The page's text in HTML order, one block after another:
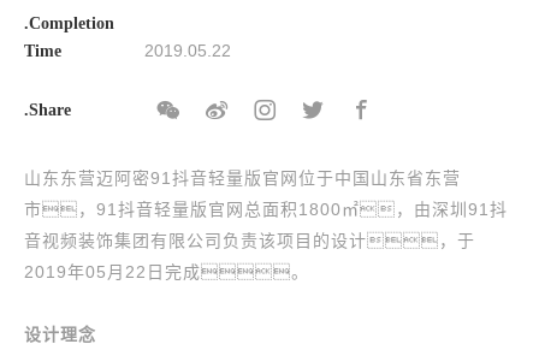
.Completion
Time
2019.05.22
.Share
山东东营迈阿密91抖音轻量版官网位于中国山东省东营
市，91抖音轻量版官网总面积1800㎡，由深圳91抖
音视频装饰集团有限公司负责该项目的设计，于
2019年05月22日完成。
设计理念